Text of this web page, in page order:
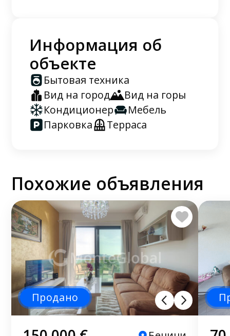
Информация об
объекте
Бытовая техника
Вид на город
Вид на горы
Кондиционер
Мебель
Парковка
Терраса
Похожие объявления
Продано